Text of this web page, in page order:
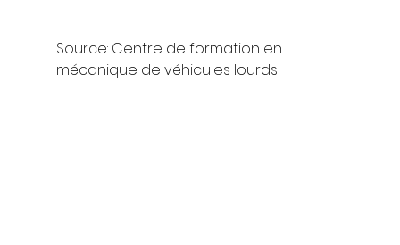
Source: Centre de formation en
mécanique de véhicules lourds